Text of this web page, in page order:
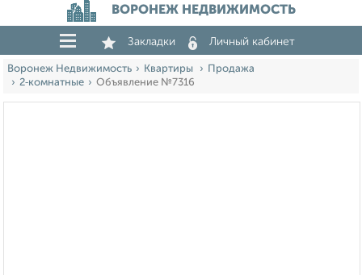
ВОРОНЕЖ НЕДВИЖИМОСТЬ
Закладки Личный кабинет
Воронеж Недвижимость Квартиры
Продажа
2‑комнатные
Объявление №7316